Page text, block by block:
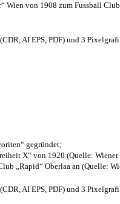
Wien von 1908 zum Fussball
AI EPS, PDF) und 3
gegründet;
X“ von 1920 (Quelle:
„Rapid“ Oberlaa an (Quelle:
AI EPS, PDF) und 3